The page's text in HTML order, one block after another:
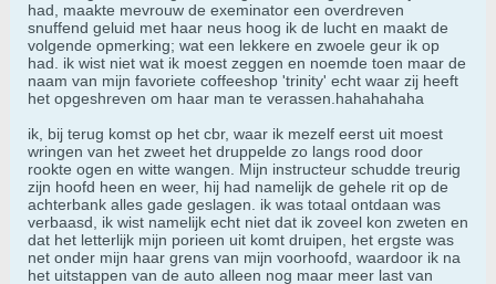
had, maakte mevrouw de exeminator een overdreven
snuffend geluid met haar neus hoog ik de lucht en maakt de
volgende opmerking; wat een lekkere en zwoele geur ik op
had. ik wist niet wat ik moest zeggen en noemde toen maar de
naam van mijn favoriete coffeeshop 'trinity' echt waar zij heeft
het opgeshreven om haar man te verassen.hahahahaha
ik, bij terug komst op het cbr, waar ik mezelf eerst uit moest
wringen van het zweet het druppelde zo langs rood door
rookte ogen en witte wangen. Mijn instructeur schudde treurig
zijn hoofd heen en weer, hij had namelijk de gehele rit op de
achterbank alles gade geslagen. ik was totaal ontdaan was
verbaasd, ik wist namelijk echt niet dat ik zoveel kon zweten en
dat het letterlijk mijn porieen uit komt druipen, het ergste was
net onder mijn haar grens van mijn voorhoofd, waardoor ik na
het uitstappen van de auto alleen nog maar meer last van